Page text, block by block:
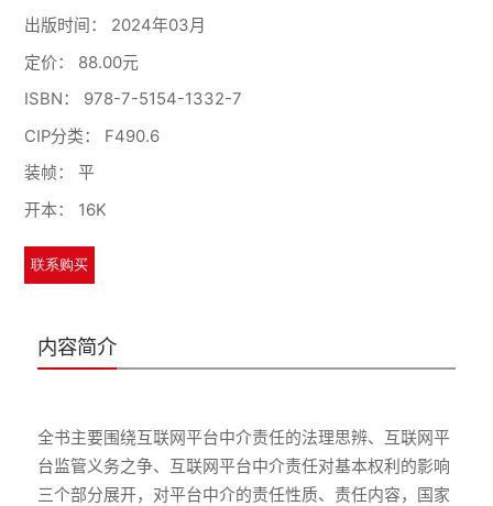
出版时间：
2024年03月
定价：
88.00元
ISBN：
978-7-5154-1332-7
CIP分类：
F490.6
装帧：
平
开本：
16K
联系购买
内容简介
全书主要围绕互联网平台中介责任的法理思辨、互联网平
台监管义务之争、互联网平台中介责任对基本权利的影响
三个部分展开，对平台中介的责任性质、责任内容，国家